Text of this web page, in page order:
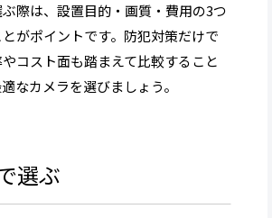
際は、設置目的・画質・費用の3つ
がポイントです。防犯対策だけで
コスト面も踏まえて比較すること
なカメラを選びましょう。
選ぶ